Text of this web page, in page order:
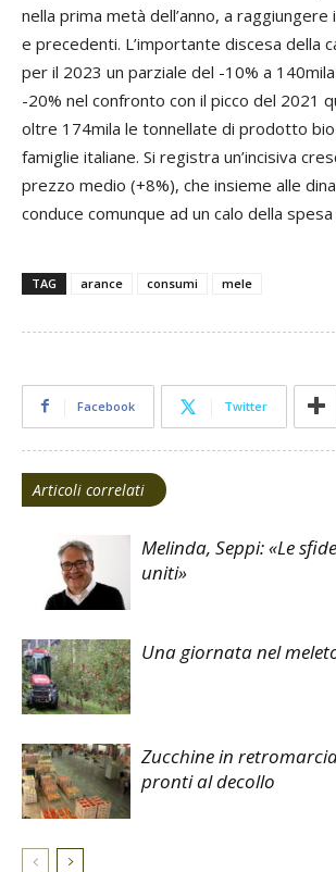
nella prima metà dell’anno, a raggiungere
e precedenti. L’importante discesa della
per il 2023 un parziale del -10% a
-20% nel confronto con il picco del 2021
oltre 174mila le tonnellate di prodotto
famiglie italiane. Si registra un’incisiva
prezzo medio (+8%), che insieme alle
conduce comunque ad un calo della
TAG arance consumi mele
Facebook Twitter
Articoli correlati
Melinda, Seppi: «Le
uniti»
Una giornata nel
Zucchine in
pronti al decollo